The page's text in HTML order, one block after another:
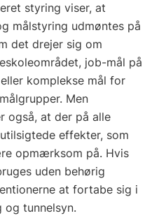
styring viser, at
målstyring udmøntes på
det drejer sig om
job-mål på
komplekse mål for
Men
også, at der på alle
effekter, som
opmærksom på. Hvis
uden behørig
at fortabe sig i
og tunnelsyn.